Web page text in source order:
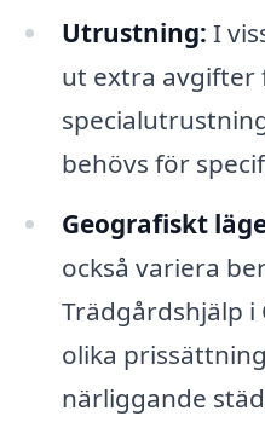
Utrustning: I
ut extra avgifter
behövs för
Geografiskt
också variera
Trädgårdshjälp i
olika
närliggande